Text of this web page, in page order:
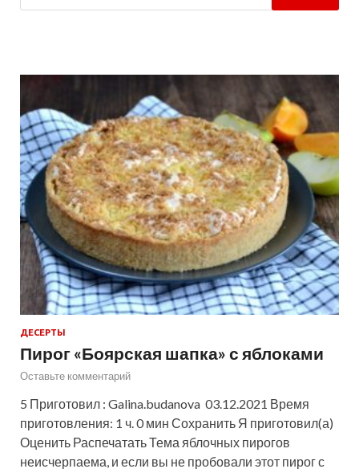
ДЕСЕРТЫ
Пирог «Боярская шапка» с яблоками
Оставьте комментарий
5 Приготовил : Galina.budanova 03.12.2021 Время
приготовления: 1 ч. 0 мин Сохранить Я приготовил(а)
Оценить Распечатать Тема яблочных пирогов
неисчерпаема, и если вы не пробовали этот пирог с